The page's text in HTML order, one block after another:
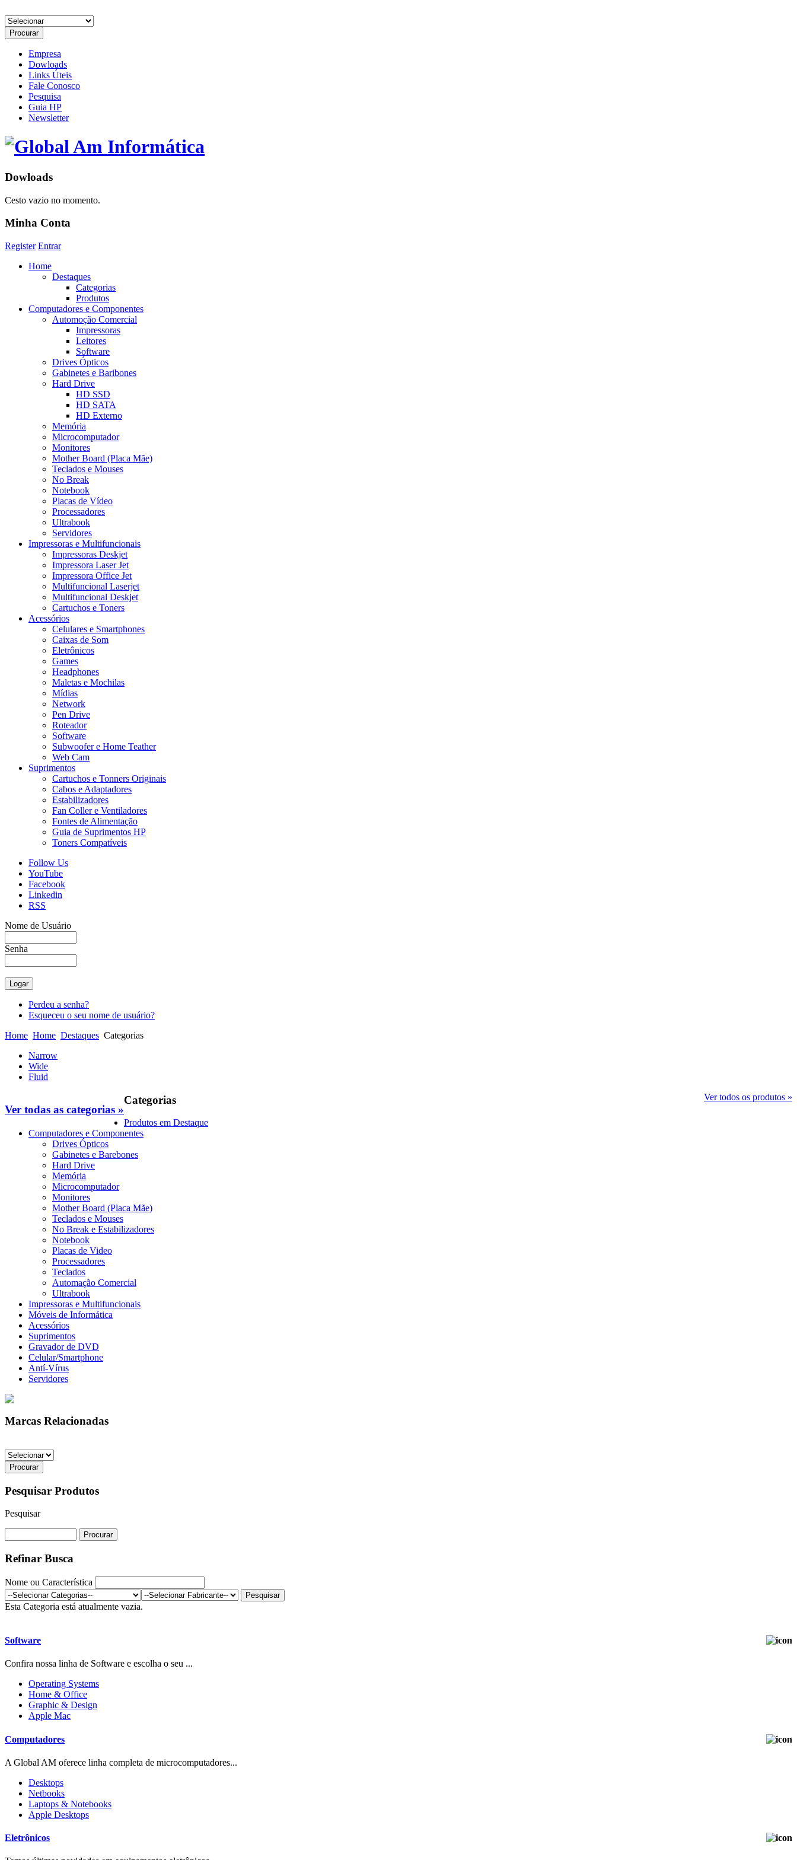
Empresa
Dowloads
Links Úteis
Fale Conosco
Pesquisa
Guia HP
Newsletter
Dowloads
Cesto vazio no momento.
Minha Conta
Register Entrar
Home
Destaques
Categorias
Produtos
Computadores e Componentes
Automoção Comercial
Impressoras
Leitores
Software
Drives Ópticos
Gabinetes e Baribones
Hard Drive
HD SSD
HD SATA
HD Externo
Memória
Microcomputador
Monitores
Mother Board (Placa Mãe)
Teclados e Mouses
No Break
Notebook
Placas de Vídeo
Processadores
Ultrabook
Servidores
Impressoras e Multifuncionais
Impressoras Deskjet
Impressora Laser Jet
Impressora Office Jet
Multifuncional Laserjet
Multifuncional Deskjet
Cartuchos e Toners
Acessórios
Celulares e Smartphones
Caixas de Som
Eletrônicos
Games
Headphones
Maletas e Mochilas
Mídias
Network
Pen Drive
Roteador
Software
Subwoofer e Home Teather
Web Cam
Suprimentos
Cartuchos e Tonners Originais
Cabos e Adaptadores
Estabilizadores
Fan Coller e Ventiladores
Fontes de Alimentação
Guia de Suprimentos HP
Toners Compatíveis
Follow Us
YouTube
Facebook
Linkedin
RSS
Nome de Usuário
Senha
Perdeu a senha?
Esqueceu o seu nome de usuário?
Home Home Destaques Categorias
Narrow
Wide
Fluid
Ver todas as categorias »
Ver todos os produtos »
Categorias
Produtos em Destaque
Computadores e Componentes
Drives Ópticos
Gabinetes e Barebones
Hard Drive
Memória
Microcomputador
Monitores
Mother Board (Placa Mãe)
Teclados e Mouses
No Break e Estabilizadores
Notebook
Placas de Video
Processadores
Teclados
Automação Comercial
Ultrabook
Impressoras e Multifuncionais
Móveis de Informática
Acessórios
Suprimentos
Gravador de DVD
Celular/Smartphone
Antí-Vírus
Servidores
Marcas Relacionadas
Pesquisar Produtos
Pesquisar
Refinar Busca
Nome ou Característica
Esta Categoria está atualmente vazia.
Software
Confira nossa linha de Software e escolha o seu ...
Operating Systems
Home & Office
Graphic & Design
Apple Mac
Computadores
A Global AM oferece linha completa de microcomputadores...
Desktops
Netbooks
Laptops & Notebooks
Apple Desktops
Eletrônicos